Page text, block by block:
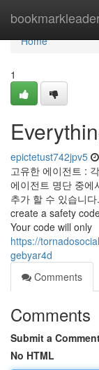
Home
Home
1
epictetust742jpv5
고유한 에이전트 :
에이전트 명단 중에
추가 할 수 있습니
create a safety
Your code will only
https://
gebyar4d
Comments
Comments
Submit a
No HTML